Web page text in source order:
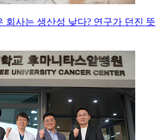
회사는 생산성 낮다? 연구가 던진 뜻